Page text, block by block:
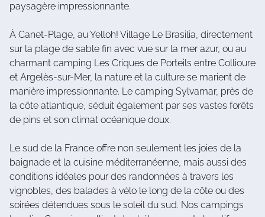
paysagère impressionnante.
À Canet-Plage, au Yelloh! Village Le Brasilia, directement
sur la plage de sable fin avec vue sur la mer azur, ou au
charmant camping Les Criques de Porteils entre Collioure
et Argelès-sur-Mer, la nature et la culture se marient de
manière impressionnante. Le camping Sylvamar, près de
la côte atlantique, séduit également par ses vastes forêts
de pins et son climat océanique doux.
Le sud de la France offre non seulement les joies de la
baignade et la cuisine méditerranéenne, mais aussi des
conditions idéales pour des randonnées à travers les
vignobles, des balades à vélo le long de la côte ou des
soirées détendues sous le soleil du sud. Nos campings